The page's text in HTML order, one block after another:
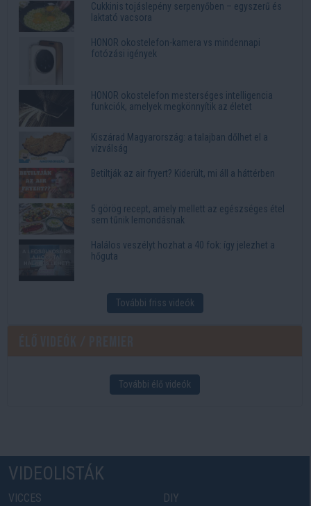
Cukkinis tojáslepény serpenyőben – egyszerű és
laktató vacsora
HONOR okostelefon-kamera vs mindennapi
fotózási igények
HONOR okostelefon mesterséges intelligencia
funkciók, amelyek megkönnyítik az életet
Kiszárad Magyarország: a talajban dőlhet el a
vízválság
Betiltják az air fryert? Kiderült, mi áll a háttérben
5 görög recept, amely mellett az egészséges étel
sem tűnik lemondásnak
Halálos veszélyt hozhat a 40 fok: így jelezhet a
hőguta
További friss videók
További élő videók
VIDEOLISTÁK
VICCES
DIY